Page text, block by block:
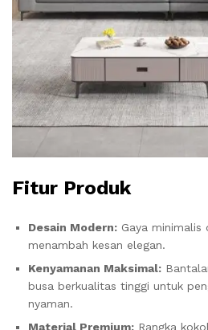
Fitur Produk
Desain Modern: Gaya minimalis
menambah kesan elegan.
Kenyamanan Maksimal:
busa berkualitas tinggi untuk
nyaman.
Material Premium: Rangka